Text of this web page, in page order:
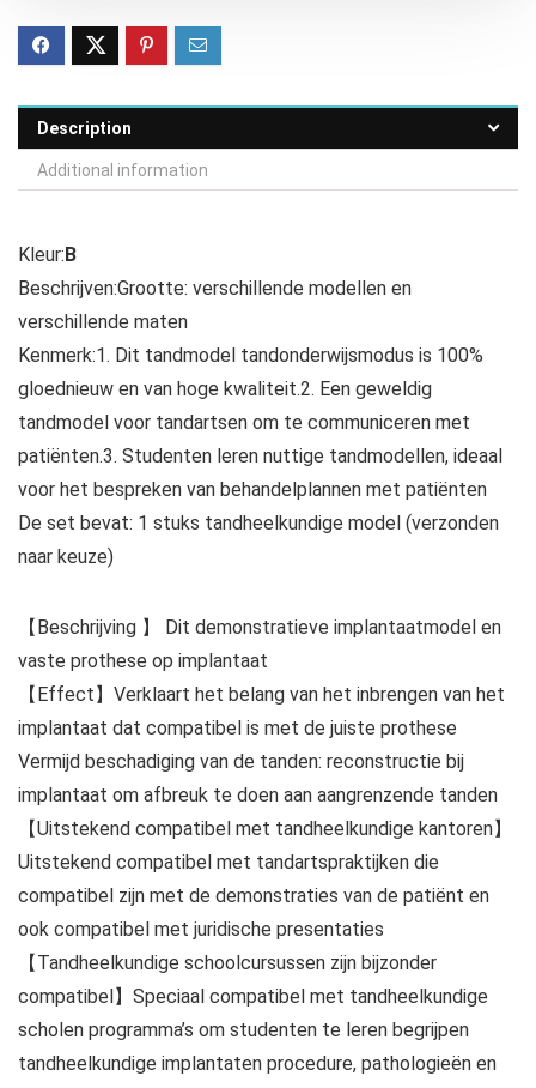
Description
Additional information
Kleur:B
Beschrijven:Grootte: verschillende modellen en
verschillende maten
Kenmerk:1. Dit tandmodel tandonderwijsmodus is 100%
gloednieuw en van hoge kwaliteit.2. Een geweldig
tandmodel voor tandartsen om te communiceren met
patiënten.3. Studenten leren nuttige tandmodellen, ideaal
voor het bespreken van behandelplannen met patiënten
De set bevat: 1 stuks tandheelkundige model (verzonden
naar keuze)
【Beschrijving 】 Dit demonstratieve implantaatmodel en
vaste prothese op implantaat
【Effect】Verklaart het belang van het inbrengen van het
implantaat dat compatibel is met de juiste prothese
Vermijd beschadiging van de tanden: reconstructie bij
implantaat om afbreuk te doen aan aangrenzende tanden
【Uitstekend compatibel met tandheelkundige kantoren】
Uitstekend compatibel met tandartspraktijken die
compatibel zijn met de demonstraties van de patiënt en
ook compatibel met juridische presentaties
【Tandheelkundige schoolcursussen zijn bijzonder
compatibel】Speciaal compatibel met tandheelkundige
scholen programma’s om studenten te leren begrijpen
tandheelkundige implantaten procedure, pathologieën en